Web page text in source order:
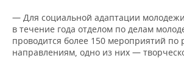
— Для социальной адаптации
в течение года отделом по делам
проводится более 150 мероприятий
направлениям, одно из них —